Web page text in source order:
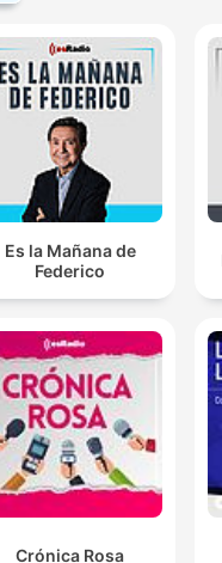
Es la Mañana de
Federico
Crónica Rosa